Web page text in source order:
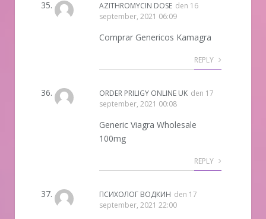
AZITHROMYCIN DOSE den 16
september, 2021 06:09
Comprar Genericos Kamagra
REPLY
ORDER PRILIGY ONLINE UK den 17
september, 2021 00:08
Generic Viagra Wholesale
100mg
REPLY
ПСИХОЛОГ ВОДКИН den 17
september, 2021 22:00